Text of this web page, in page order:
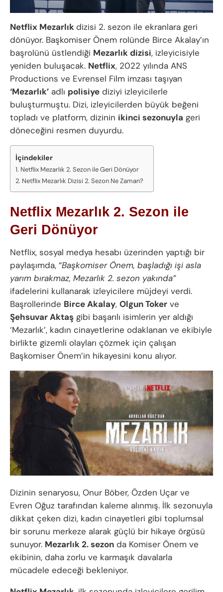
Netflix Mezarlıkdizisi 2. sezon ile ekranlara geri
dönüyor. Başkomiser Önem rolünde Birce Akalay’ın
başrolünü üstlendiği Mezarlık dizisi, izleyicisiyle
yeniden buluşacak. Netflix, 2022 yılında ANS
Productions ve Evrensel Film imzası taşıyan
‘Mezarlık’ adlı polisiye diziyi izleyicilerle
buluşturmuştu. Dizi, izleyicilerden büyük beğeni
topladı ve platform, dizinin ikinci sezonuyla geri
döneceğini resmen duyurdu.
İçindekiler
Netflix Mezarlık 2. Sezon ile Geri Dönüyor
Netflix Mezarlık Dizisi 2. Sezon Ne Zaman?
Netflix Mezarlık 2. Sezon ile
Geri Dönüyor
Netflix, sosyal medya hesabı üzerinden yaptığı bir
paylaşımda, “Başkomiser Önem, başladığı işi asla
yarım bırakmaz, Mezarlık 2. sezon yakında”
ifadelerini kullanarak izleyicilere müjdeyi verdi.
Başrollerinde Birce Akalay, Olgun Toker ve
Şehsuvar Aktaş gibi başarılı isimlerin yer aldığı
‘Mezarlık’, kadın cinayetlerine odaklanan ve ekibiyle
birlikte gizemli olayları çözmek için çalışan
Başkomiser Önem’in hikayesini konu alıyor.
Dizinin senaryosu, Onur Böber, Özden Uçar ve
Evren Oğuz tarafından kaleme alınmış. İlk sezonuyla
dikkat çeken dizi, kadın cinayetleri gibi toplumsal
bir sorunu merkeze alarak güçlü bir hikaye örgüsü
sunuyor. Mezarlık 2. sezon da Komiser Önem ve
ekibinin, daha zorlu ve karmaşık davalarla
mücadele edeceği bekleniyor.